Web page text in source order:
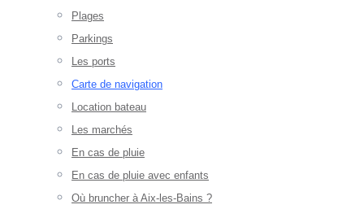
Plages
Parkings
Les ports
Carte de navigation
Location bateau
Les marchés
En cas de pluie
En cas de pluie avec enfants
Où bruncher à Aix-les-Bains ?